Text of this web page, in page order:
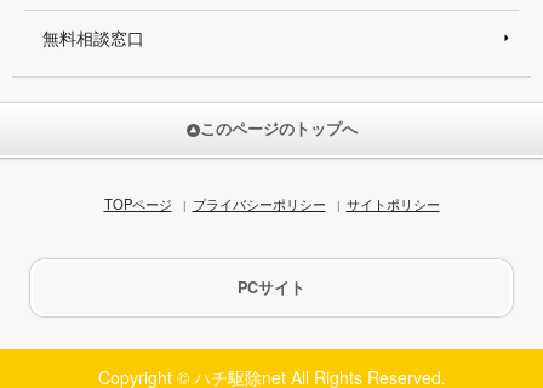
無料相談窓口
このページのトップへ
TOPページ プライバシーポリシー サイトポリシー
PCサイト
Copyright © ハチ駆除net All Rights Reserved.